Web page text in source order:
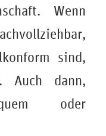
Wenn
sind,
Auch dann,
oder